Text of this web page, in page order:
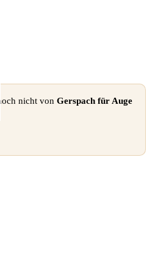
nicht von Gerspach für Auge